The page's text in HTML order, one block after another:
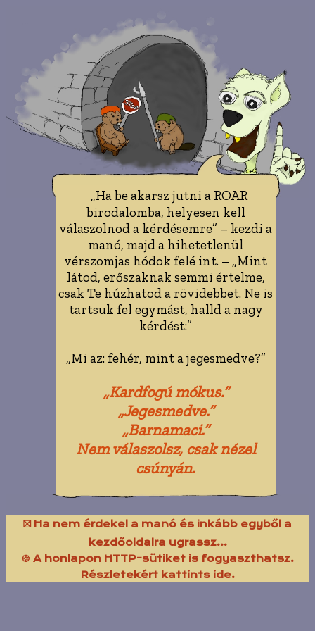
„Ha be akarsz jutni a ROAR
birodalomba, helyesen kell
válaszolnod a kérdésemre” – kezdi a
manó, majd a hihetetlenül
vérszomjas hódok felé int. – „Mint
látod, erőszaknak semmi értelme,
csak Te húzhatod a rövidebbet. Ne is
tartsuk fel egymást, halld a nagy
kérdést:”
„Mi az: fehér, mint a jegesmedve?”
„Kardfogú mókus.”
„Jegesmedve.”
„Barnamaci.”
Nem válaszolsz, csak nézel
csúnyán.
⛝ Ha nem érdekel a manó és inkább egyből a
kezdőoldalra ugrassz...
🍪 A honlapon HTTP-sütiket is fogyaszthatsz.
Részletekért kattints ide.